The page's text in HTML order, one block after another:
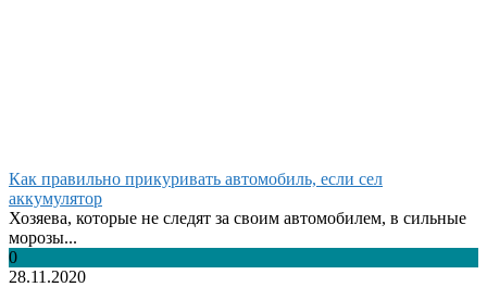
Как правильно прикуривать автомобиль, если сел
аккумулятор
Хозяева, которые не следят за своим автомобилем, в сильные
морозы...
0
28.11.2020